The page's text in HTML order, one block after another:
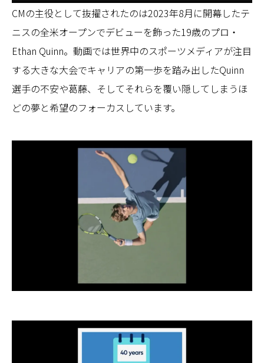
CMの主役として抜擢されたのは2023年8月に開幕したテ
ニスの全米オープンでデビューを飾った19歳のプロ・
Ethan Quinn。動画では世界中のスポーツメディアが注目
する大きな大会でキャリアの第一歩を踏み出したQuinn
選手の不安や葛藤、そしてそれらを覆い隠してしまうほ
どの夢と希望のフォーカスしています。